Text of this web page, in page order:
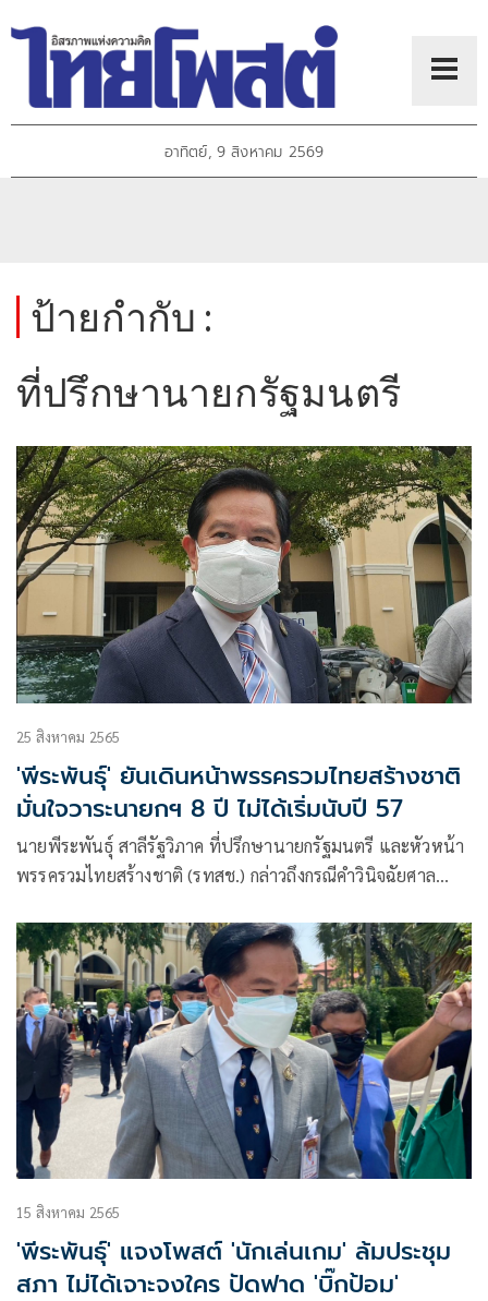
อาทิตย์, 9 สิงหาคม 2569
ป้ายกำกับ :
ที่ปรึกษานายกรัฐมนตรี
25 สิงหาคม 2565
'พีระพันธุ์' ยันเดินหน้าพรรครวมไทยสร้างชาติ
มั่นใจวาระนายกฯ 8 ปี ไม่ได้เริ่มนับปี 57
นายพีระพันธุ์ สาลีรัฐวิภาค ที่ปรึกษานายกรัฐมนตรี และหัวหน้า
พรรครวมไทยสร้างชาติ (รทสช.) กล่าวถึงกรณีคำวินิจฉัยศาล
15 สิงหาคม 2565
'พีระพันธุ์' แจงโพสต์ 'นักเล่นเกม' ล้มประชุม
สภา ไม่ได้เจาะจงใคร ปัดฟาด 'บิ๊กป้อม'